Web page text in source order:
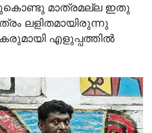
മാത്രമല്ല ഇതു
ലളിതമായിരുന്നു
എളുപ്പത്തില്‍